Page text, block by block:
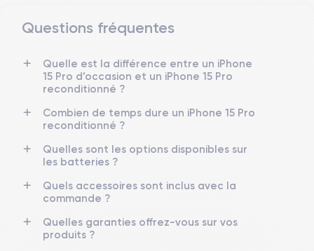
Date de sortie
22/09/2023
Système exploitation
Dimensions
OLED 6.1 pouces 2556 x 1179 pixels
8 Go 128,256 ,512, 1000 Go
Questions fréquentes
Quelle est la différence entre un iPhone
15 Pro d’occasion et un iPhone 15 Pro
reconditionné ?
Combien de temps dure un iPhone 15 Pro
reconditionné ?
Quelles sont les options disponibles sur
les batteries ?
Quels accessoires sont inclus avec la
commande ?
Quelles garanties offrez-vous sur vos
produits ?